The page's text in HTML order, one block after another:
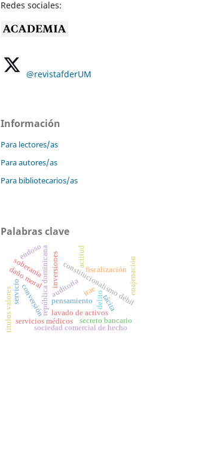
Redes sociales:
@revistafderUM
Información
Para lectores/as
Para autores/as
Para bibliotecarios/as
Palabras clave
constitucionalismo débil
república dominicana fiscalización
auditoria
soberanía
pensamiento
actitud
lavado de activos
delito
daño moral
servicios médicos
inversiones
sociedad comercial de hecho
irae
conversión tácita
enajenación
servicio
titulos valores
endoso
secreto bancario